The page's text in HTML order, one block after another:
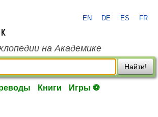
EN DE ES FR
на Академике
Найти!
Книги Игры ⚽